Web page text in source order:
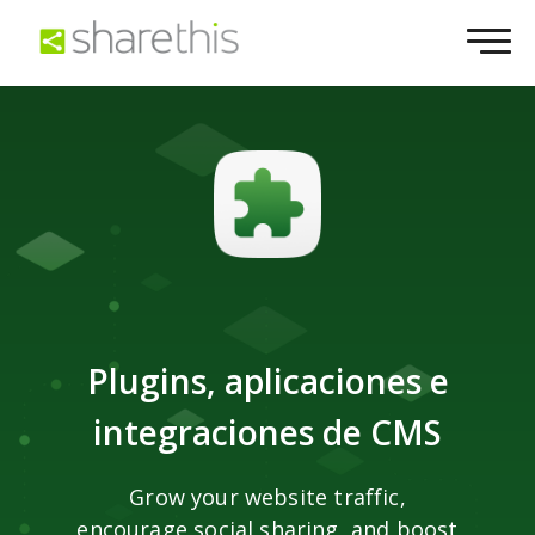
Plugins, aplicaciones e
integraciones de CMS
Grow your website traffic,